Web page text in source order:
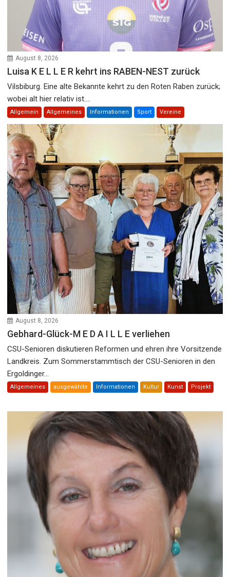
August 8, 2026
Luisa K E L L E R kehrt ins RABEN-NEST zurück
Vilsbiburg. Eine alte Bekannte kehrt zu den Roten Raben zurück;
wobei alt hier relativ ist....
Allgemein Allgemeines Informationen Sport Vereine
August 8, 2026
Gebhard-Glück-M E D A I L L E verliehen
CSU-Senioren diskutieren Reformen und ehren ihre Vorsitzende
Landkreis. Zum Sommerstammtisch der CSU-Senioren in den
Ergoldinger...
Allgemeines ausgewählte Informationen Kultur Kunst Projekt